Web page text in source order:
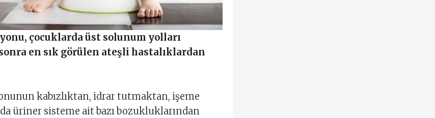
çocuklarda üst solunum yolları
en sık görülen ateşli hastalıklardan
kabızlıktan, idrar tutmaktan, işeme
üriner sisteme ait bazı bozukluklarından